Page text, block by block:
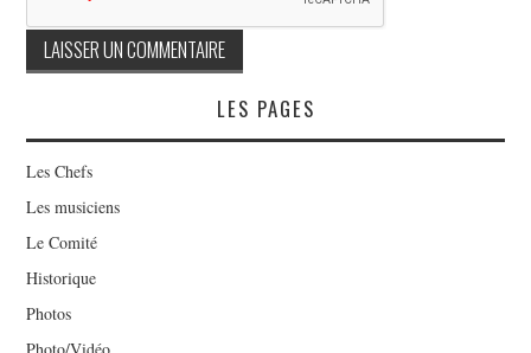
LES PAGES
Les Chefs
Les musiciens
Le Comité
Historique
Photos